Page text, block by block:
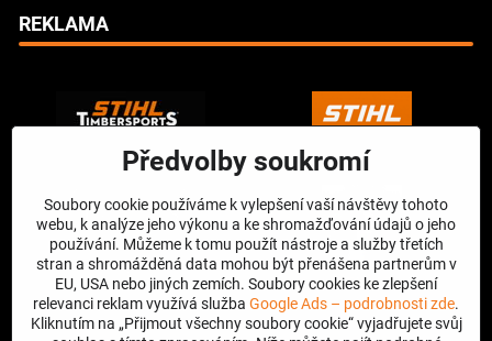
REKLAMA
Předvolby soukromí
Soubory cookie používáme k vylepšení vaší návštěvy tohoto
webu, k analýze jeho výkonu a ke shromažďování údajů o jeho
používání. Můžeme k tomu použít nástroje a služby třetích
stran a shromážděná data mohou být přenášena partnerům v
EU, USA nebo jiných zemích. Soubory cookies ke zlepšení
relevanci reklam využívá služba Google Ads – podrobnosti zde.
Kliknutím na „Přijmout všechny soubory cookie“ vyjadřujete svůj